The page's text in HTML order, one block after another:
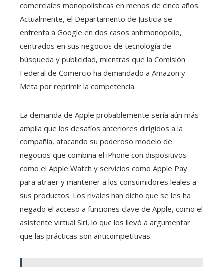
comerciales monopolísticas en menos de cinco años.
Actualmente, el Departamento de Justicia se
enfrenta a Google en dos casos antimonopolio,
centrados en sus negocios de tecnología de
búsqueda y publicidad, mientras que la Comisión
Federal de Comercio ha demandado a Amazon y
Meta por reprimir la competencia.
La demanda de Apple probablemente sería aún más
amplia que los desafíos anteriores dirigidos a la
compañía, atacando su poderoso modelo de
negocios que combina el iPhone con dispositivos
como el Apple Watch y servicios como Apple Pay
para atraer y mantener a los consumidores leales a
sus productos. Los rivales han dicho que se les ha
negado el acceso a funciones clave de Apple, como el
asistente virtual Siri, lo que los llevó a argumentar
que las prácticas son anticompetitivas.